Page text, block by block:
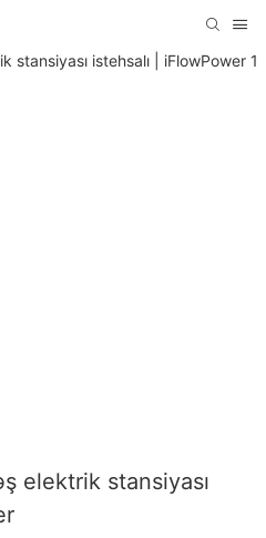
elektrik stansiyası